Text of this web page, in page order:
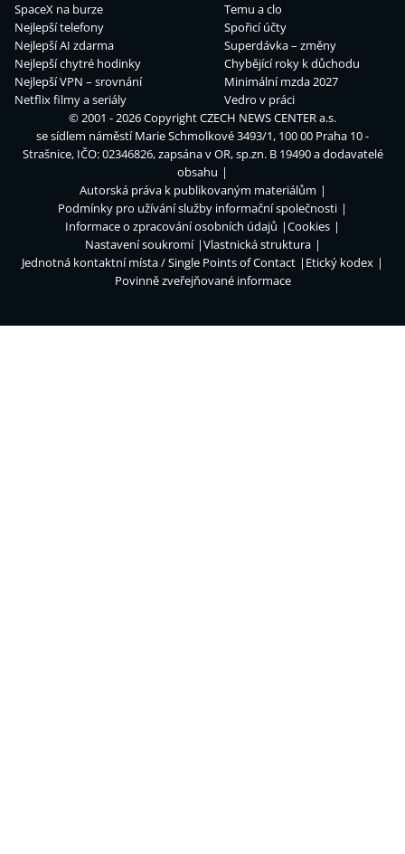
SpaceX na burze
Nejlepší telefony
Nejlepší AI zdarma
Nejlepší chytré hodinky
Nejlepší VPN – srovnání
Netflix filmy a seriály
Temu a clo
Spořicí účty
Superdávka – změny
Chybějící roky k důchodu
Minimální mzda 2027
Vedro v práci
© 2001 - 2026 CopyrightCZECH NEWS CENTER a.s.
se sídlem náměstí Marie Schmolkové 3493/1, 100 00 Praha 10 -
Strašnice, IČO: 02346826, zapsána v OR, sp.zn. B 19490 a dodavatelé
obsahu
Autorská práva k publikovaným materiálům
Podmínky pro užívání služby informační společnosti
Informace o zpracování osobních údajů
Cookies
Nastavení soukromí
Vlastnická struktura
Jednotná kontaktní místa / Single Points of Contact
Etický kodex
Povinně zveřejňované informace